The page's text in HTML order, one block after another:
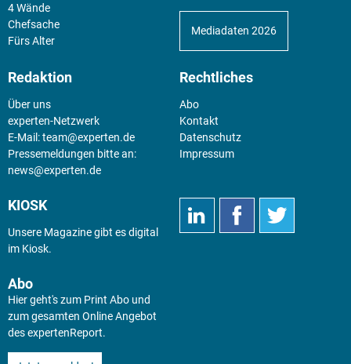
4 Wände
Chefsache
Fürs Alter
Mediadaten 2026
Redaktion
Über uns
experten-Netzwerk
E-Mail:team@experten.de
Pressemeldungen bitte an:
news@experten.de
Rechtliches
Abo
Kontakt
Datenschutz
Impressum
KIOSK
Unsere Magazine gibt es digital
im Kiosk.
Abo
Hier geht's zum Print Abo und
zum gesamten Online Angebot
des expertenReport.